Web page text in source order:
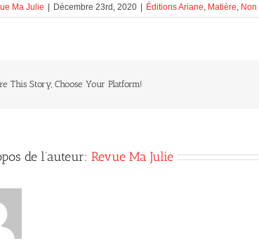
Ma Julie Décembre 23rd, 2020 Éditions Ariane, Matière, Non
This Story, Choose Your Platform!
de l’auteur: Revue Ma Julie